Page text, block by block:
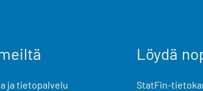
ja tietopalvelu
Löydä
StatFin-